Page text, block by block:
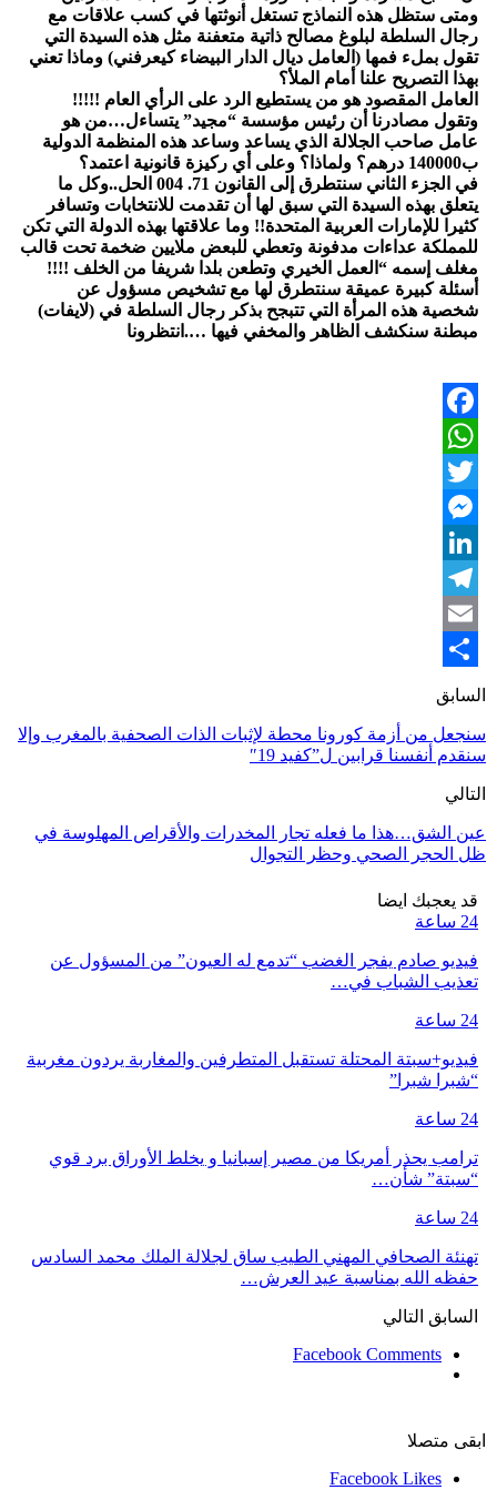
ومتى ستظل هذه النماذج تستغل أنوثتها في كسب علاقات مع
رجال السلطة لبلوغ مصالح ذاتية متعفنة مثل هذه السيدة التي
تقول بملء فمها (العامل ديال الدار البيضاء كيعرفني) وماذا تعني
بهذا التصريح علنا أمام الملأ؟
العامل المقصود هو من يستطيع الرد على الرأي العام !!!!!
وتقول مصادرنا أن رئيس مؤسسة “مجيد” يتساءل…من هو
عامل صاحب الجلالة الذي يساعد وساعد هذه المنظمة الدولية
ب140000 درهم؟ ولماذا؟ وعلى أي ركيزة قانونية اعتمد؟
في الجزء الثاني سنتطرق إلى القانون 71. 004 الحل..وكل ما
يتعلق بهذه السيدة التي سبق لها أن تقدمت للانتخابات وتسافر
كثيرا للإمارات العربية المتحدة!! وما علاقتها بهذه الدولة التي تكن
للمملكة عداءات مدفونة وتعطي للبعض ملايين ضخمة تحت قالب
مغلف إسمه “العمل الخيري وتطعن بلدا شريفا من الخلف !!!!
أسئلة كبيرة عميقة سنتطرق لها مع تشخيص مسؤول عن
شخصية هذه المرأة التي تتبجح بذكر رجال السلطة في (لايفات)
مبطنة سنكشف الظاهر والمخفي فيها ….انتظرونا
Facebook
WhatsApp
Twitter
Messenger
LinkedIn
Telegram
Email
Share
السابق
سنجعل من أزمة كورونا محطة لإثبات الذات الصحفية بالمغرب وإلا
سنقدم أنفسنا قرابين ل”كفيد 19″
التالي
عين الشق…هذا ما فعله تجار المخدرات والأقراص المهلوسة في
ظل الحجر الصحي وحظر التجوال
قد يعجبك ايضا
24 ساعة
فيديو صادم يفجر الغضب “تدمع له العيون” من المسؤول عن
تعذيب الشباب في…
24 ساعة
فيديو+سبتة المحتلة تستقبل المتطرفين والمغاربة يردون مغربية
“شبرا شبرا”
24 ساعة
ترامب يحذر أمريكا من مصير إسبانيا و يخلط الأوراق برد قوي
“سبتة” شأن…
24 ساعة
تهنئة الصحافي المهني الطيب ساق لجلالة الملك محمد السادس
حفظه الله بمناسبة عيد العرش…
السابق التالي
Facebook Comments
ابقى متصلا
Facebook Likes